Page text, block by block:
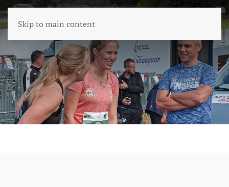
Skip to main content